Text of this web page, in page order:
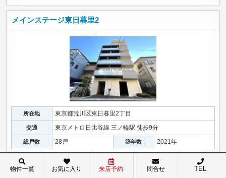
メインステージ東日暮里2
所在地 東京都荒川区東日暮里2丁目
交通 東京メトロ日比谷線 三ノ輪駅 徒歩9分
総戸数 28戸 築年数 2021年
最上階7階・南向き！床暖房付築浅2LDK、三ノ輪9分、日暮里も利用可
能
物件一覧 お気に入り 来店予約 問合せ TEL